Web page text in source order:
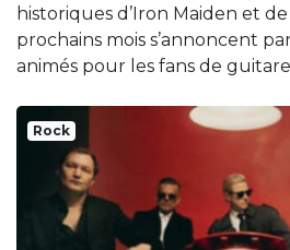
historiques d’Iron Maiden et de
prochains mois s’annoncent
animés pour les fans de
Rock